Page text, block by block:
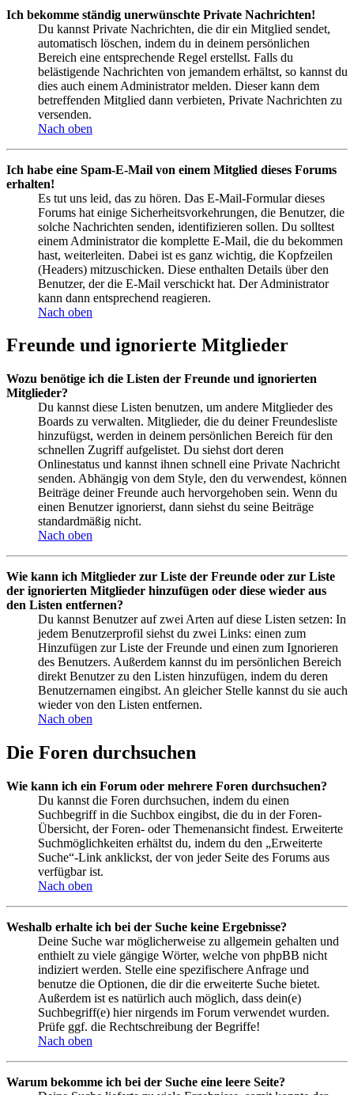
Ich bekomme ständig unerwünschte Private Nachrichten!
Du kannst Private Nachrichten, die dir ein Mitglied sendet,
automatisch löschen, indem du in deinem persönlichen
Bereich eine entsprechende Regel erstellst. Falls du
belästigende Nachrichten von jemandem erhältst, so kannst du
dies auch einem Administrator melden. Dieser kann dem
betreffenden Mitglied dann verbieten, Private Nachrichten zu
versenden.
Nach oben
Ich habe eine Spam-E-Mail von einem Mitglied dieses Forums
erhalten!
Es tut uns leid, das zu hören. Das E-Mail-Formular dieses
Forums hat einige Sicherheitsvorkehrungen, die Benutzer, die
solche Nachrichten senden, identifizieren sollen. Du solltest
einem Administrator die komplette E-Mail, die du bekommen
hast, weiterleiten. Dabei ist es ganz wichtig, die Kopfzeilen
(Headers) mitzuschicken. Diese enthalten Details über den
Benutzer, der die E-Mail verschickt hat. Der Administrator
kann dann entsprechend reagieren.
Nach oben
Freunde und ignorierte Mitglieder
Wozu benötige ich die Listen der Freunde und ignorierten
Mitglieder?
Du kannst diese Listen benutzen, um andere Mitglieder des
Boards zu verwalten. Mitglieder, die du deiner Freundesliste
hinzufügst, werden in deinem persönlichen Bereich für den
schnellen Zugriff aufgelistet. Du siehst dort deren
Onlinestatus und kannst ihnen schnell eine Private Nachricht
senden. Abhängig von dem Style, den du verwendest, können
Beiträge deiner Freunde auch hervorgehoben sein. Wenn du
einen Benutzer ignorierst, dann siehst du seine Beiträge
standardmäßig nicht.
Nach oben
Wie kann ich Mitglieder zur Liste der Freunde oder zur Liste
der ignorierten Mitglieder hinzufügen oder diese wieder aus
den Listen entfernen?
Du kannst Benutzer auf zwei Arten auf diese Listen setzen: In
jedem Benutzerprofil siehst du zwei Links: einen zum
Hinzufügen zur Liste der Freunde und einen zum Ignorieren
des Benutzers. Außerdem kannst du im persönlichen Bereich
direkt Benutzer zu den Listen hinzufügen, indem du deren
Benutzernamen eingibst. An gleicher Stelle kannst du sie auch
wieder von den Listen entfernen.
Nach oben
Die Foren durchsuchen
Wie kann ich ein Forum oder mehrere Foren durchsuchen?
Du kannst die Foren durchsuchen, indem du einen
Suchbegriff in die Suchbox eingibst, die du in der Foren-
Übersicht, der Foren- oder Themenansicht findest. Erweiterte
Suchmöglichkeiten erhältst du, indem du den „Erweiterte
Suche“-Link anklickst, der von jeder Seite des Forums aus
verfügbar ist.
Nach oben
Weshalb erhalte ich bei der Suche keine Ergebnisse?
Deine Suche war möglicherweise zu allgemein gehalten und
enthielt zu viele gängige Wörter, welche von phpBB nicht
indiziert werden. Stelle eine spezifischere Anfrage und
benutze die Optionen, die dir die erweiterte Suche bietet.
Außerdem ist es natürlich auch möglich, dass dein(e)
Suchbegriff(e) hier nirgends im Forum verwendet wurden.
Prüfe ggf. die Rechtschreibung der Begriffe!
Nach oben
Warum bekomme ich bei der Suche eine leere Seite?